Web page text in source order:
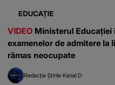
EDUCAȚIE
VIDEO Ministerul Educației
examenelor de admitere
rămas neocupate
Redacția Știrile Kanal D